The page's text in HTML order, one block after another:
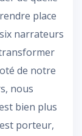
place
narrateurs
de notre
nous
bien plus
porteur,